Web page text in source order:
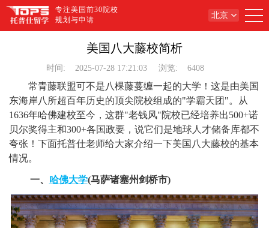
专注美国前30院校
规划与申请
北京
美国八大藤校简析
时间: 2025-07-28 17:21:03 浏览: 6408
常青藤联盟可不是八棵藤蔓缠一起的大学！这是由美国
东海岸八所超百年历史的顶尖院校组成的"学霸天团"。从
1636年哈佛建校至今，这群"老钱风"院校已经培养出500+诺
贝尔奖得主和300+各国政要，说它们是地球人才储备库都不
夸张！下面托普仕老师给大家介绍一下美国八大藤校的基本
情况。
一、 哈佛大学(马萨诸塞州剑桥市)